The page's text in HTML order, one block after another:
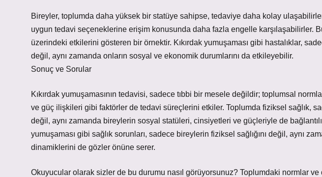
Bireyler, toplumda daha yüksek bir statüye sahipse, tedaviye daha kolay
uygun tedavi seçeneklerine erişim konusunda daha fazla engelle karşılaşabilirler.
üzerindeki etkilerini gösteren bir örnektir. Kıkırdak yumuşaması gibi hastalıklar,
değil, aynı zamanda onların sosyal ve ekonomik durumlarını da etkileyebilir.
Sonuç ve Sorular
Kıkırdak yumuşamasının tedavisi, sadece tıbbi bir mesele değildir; toplumsal
ve güç ilişkileri gibi faktörler de tedavi süreçlerini etkiler. Toplumda fiziksel sağlık,
değil, aynı zamanda bireylerin sosyal statüleri, cinsiyetleri ve güçleriyle de
yumuşaması gibi sağlık sorunları, sadece bireylerin fiziksel sağlığını değil, aynı
dinamiklerini de gözler önüne serer.
Okuyucular olarak sizler de bu durumu nasıl görüyorsunuz? Toplumdaki normlar ve